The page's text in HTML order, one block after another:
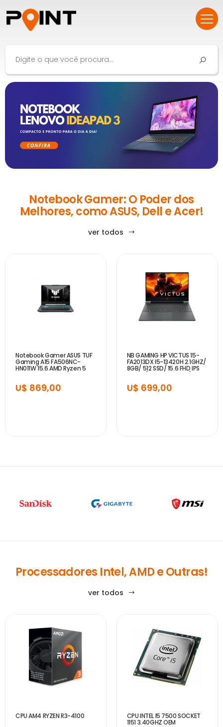
Notebook Gamer: O Poder dos
Melhores, como ASUS, Dell e Acer!
ver todos
Notebook Gamer ASUS TUF
Gaming A15 FA506NC-
HN011W 15.6 AMD Ryzen 5
7535HS 16GB 512GB RTX
U$ 869,00
NB GAMING HP VICTUS 15-
FA2013DX I5-13420H 2.1GHZ/
8GB/ 512 SSD/ 15.6 FHD IPS
144HZ/ RTX3050 6GB/ RJ-
U$ 699,00
Processadores Intel, AMD e Outras!
ver todos
CPU AM4 RYZEN R3-4100 CPU INTEL I5 7500 SOCKET
1151 3.40GHZ OEM